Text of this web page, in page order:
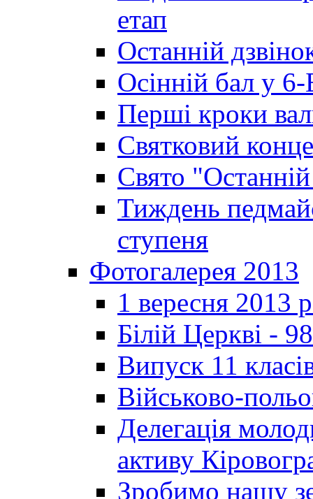
етап
Останній
Осінній бал у 6-
Перші кроки
Святковий
Свято
Тиждень
ступеня
Фотогалерея 2013
1 вересня 2013
Білій Церкві -
Випуск 11
Військово-
Делегація
активу
Зробимо нашу